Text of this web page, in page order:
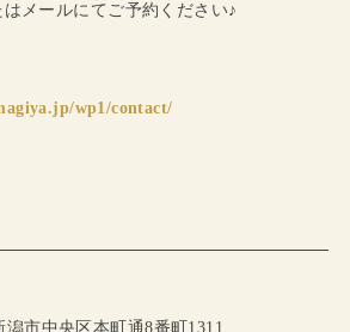
メールにてご予約ください♪
wp1/contact/
潟市中央区本町通8番町1311